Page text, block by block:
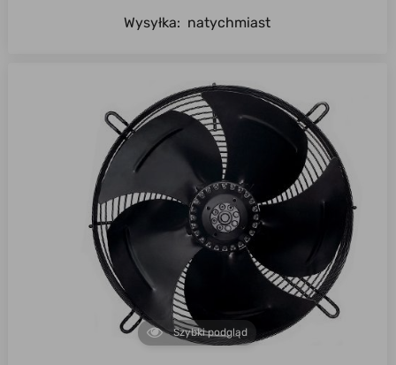
Wysyłka: natychmiast
Szybki podgląd